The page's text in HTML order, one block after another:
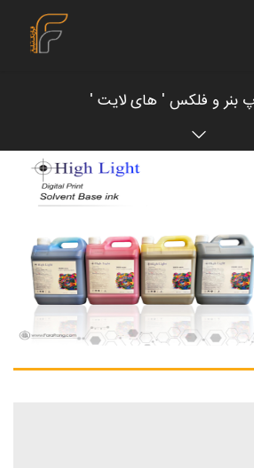
بنر و فلکس ' های لایت '